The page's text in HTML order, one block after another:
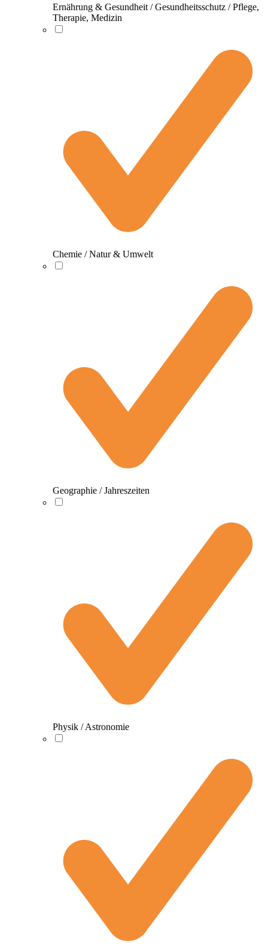
Ernährung & Gesundheit / Gesundheitsschutz / Pflege,
Therapie, Medizin
Chemie / Natur & Umwelt
Geographie / Jahreszeiten
Physik / Astronomie